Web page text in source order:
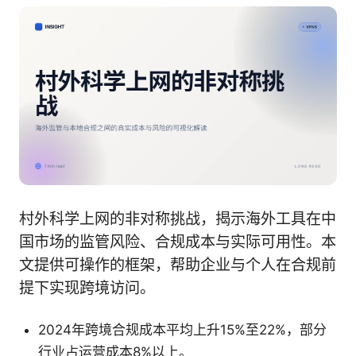
村外科学上网的非对称挑战，揭示海外工具在中
国市场的监管风险、合规成本与实际可用性。本
文提供可操作的框架，帮助企业与个人在合规前
提下实现跨境访问。
2024年跨境合规成本平均上升15%至22%，部分
行业占运营成本8%以上。